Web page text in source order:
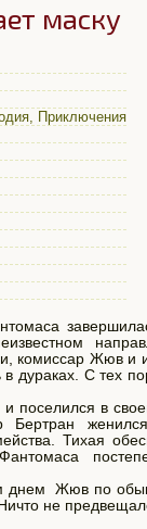
маску
, Приключения
комиссар Жюв и
в дураках. С тех
поселился в
Бертран
Тихая
днем Жюв по
не